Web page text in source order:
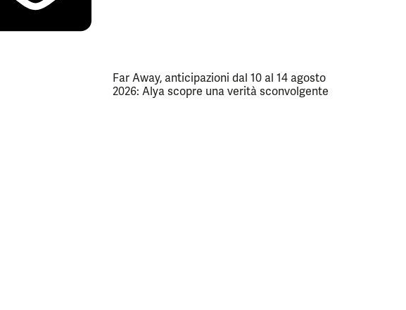
Far Away, anticipazioni dal 10 al 14 agosto
2026: Alya scopre una verità sconvolgente